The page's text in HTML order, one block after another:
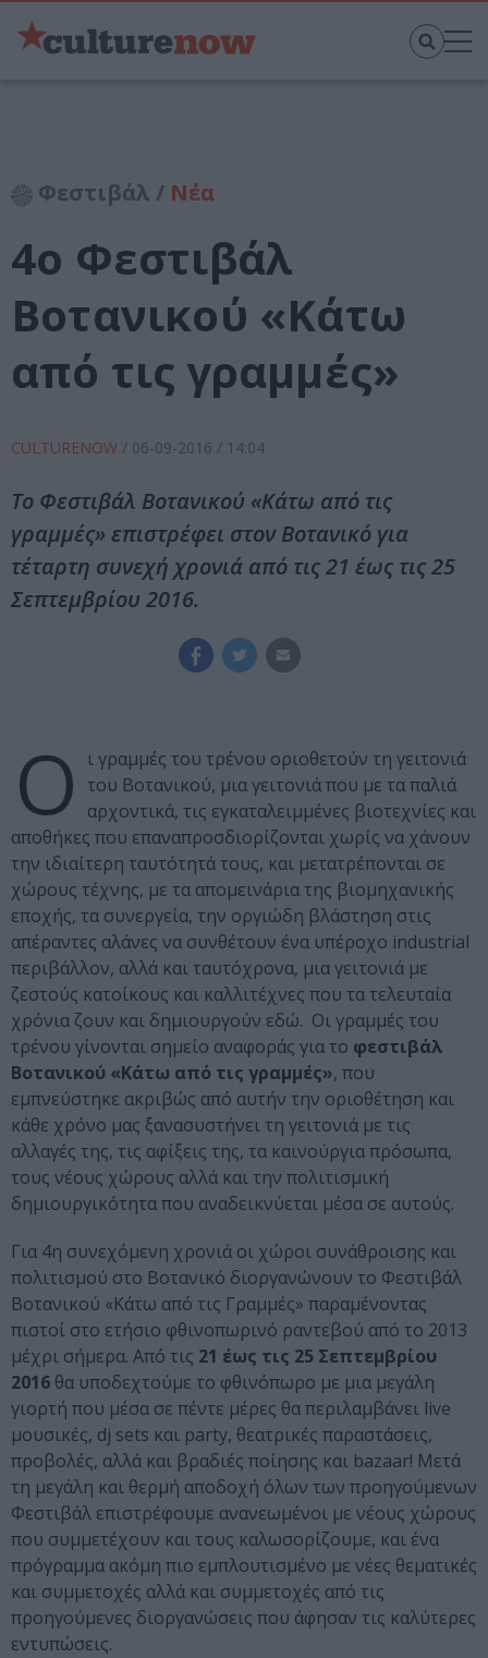
Φεστιβάλ / Νέα
4o Φεστιβάλ
Βοτανικού «Κάτω
από τις γραμμές»
CULTURENOW / 06-09-2016 / 14:04
Το Φεστιβάλ Βοτανικού «Κάτω από τις
γραμμές» επιστρέφει στον Βοτανικό για
τέταρτη συνεχή χρονιά από τις 21 έως τις 25
Σεπτεμβρίου 2016.
Ο
ι γραμμές του τρένου οριοθετούν τη γειτονιά
του Βοτανικού, μια γειτονιά που με τα παλιά
αρχοντικά, τις εγκαταλειμμένες βιοτεχνίες και
αποθήκες που επαναπροσδιορίζονται χωρίς να χάνουν
την ιδιαίτερη ταυτότητά τους, και μετατρέπονται σε
χώρους τέχνης, με τα απομεινάρια της βιομηχανικής
εποχής, τα συνεργεία, την οργιώδη βλάστηση στις
απέραντες αλάνες να συνθέτουν ένα υπέροχο industrial
περιβάλλον, αλλά και ταυτόχρονα, μια γειτονιά με
ζεστούς κατοίκους και καλλιτέχνες που τα τελευταία
χρόνια ζουν και δημιουργούν εδώ. Οι γραμμές του
τρένου γίνονται σημείο αναφοράς για το φεστιβάλ
Βοτανικού «Κάτω από τις γραμμές», που
εμπνεύστηκε ακριβώς από αυτήν την οριοθέτηση και
κάθε χρόνο μας ξανασυστήνει τη γειτονιά με τις
αλλαγές της, τις αφίξεις της, τα καινούργια πρόσωπα,
τους νέους χώρους αλλά και την πολιτισμική
δημιουργικότητα που αναδεικνύεται μέσα σε αυτούς.
Για 4η συνεχόμενη χρονιά οι χώροι συνάθροισης και
πολιτισμού στο Βοτανικό διοργανώνουν το Φεστιβάλ
Βοτανικού «Κάτω από τις Γραμμές» παραμένοντας
πιστοί στο ετήσιο φθινοπωρινό ραντεβού από το 2013
μέχρι σήμερα. Από τις 21 έως τις 25 Σεπτεμβρίου
2016 θα υποδεχτούμε το φθινόπωρο με μια μεγάλη
γιορτή που μέσα σε πέντε μέρες θα περιλαμβάνει live
μουσικές, dj sets και party, θεατρικές παραστάσεις,
προβολές, αλλά και βραδιές ποίησης και bazaar! Μετά
τη μεγάλη και θερμή αποδοχή όλων των προηγούμενων
Φεστιβάλ επιστρέφουμε ανανεωμένοι με νέους χώρους
που συμμετέχουν και τους καλωσορίζουμε, και ένα
πρόγραμμα ακόμη πιο εμπλουτισμένο με νέες θεματικές
και συμμετοχές αλλά και συμμετοχές από τις
προηγούμενες διοργανώσεις που άφησαν τις καλύτερες
εντυπώσεις.